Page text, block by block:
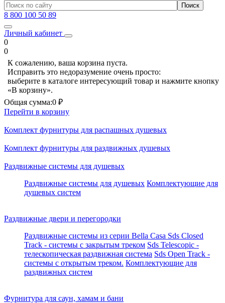
8 800 100 50 89
Личный кабинет
0
0
К сожалению, ваша корзина пуста.
Исправить это недоразумение очень просто:
выберите в каталоге интересующий товар и нажмите кнопку
«В корзину».
Общая сумма:0 ₽
Перейти в корзину
Комплект фурнитуры для распашных душевых
Комплект фурнитуры для раздвижных душевых
Раздвижные системы для душевых
Раздвижные системы для душевых Комплектующие для
душевых систем
Раздвижные двери и перегородки
Раздвижные системы из серии Bella Casa Sds Closed
Track - системы с закрытым треком Sds Telescopic -
телескопическая раздвижная система Sds Open Track -
системы с открытым треком. Комплектующие для
раздвижных систем
Фурнитура для саун, хамам и бани